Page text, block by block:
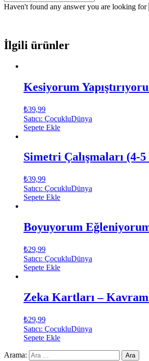
Haven't found any answer you are looking for
İlgili ürünler
Kesiyorum
₺39,99
Satıcı: ÇocukluDünya
Sepete Ekle
Simetri Çalışmaları (4-5
₺39,99
Satıcı: ÇocukluDünya
Sepete Ekle
Boyuyorum
₺29,99
Satıcı: ÇocukluDünya
Sepete Ekle
Zeka Kartları –
₺29,99
Satıcı: ÇocukluDünya
Sepete Ekle
Arama: